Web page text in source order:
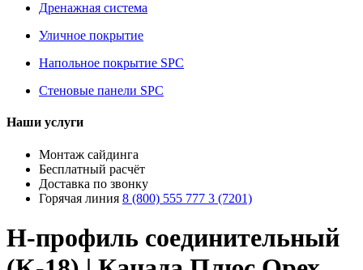
Дренажная система
Уличное покрытие
Напольное покрытие SPC
Стеновые панели SPC
Наши услуги
Монтаж сайдинга
Бесплатный расчёт
Доставка по звонку
Горячая линия 8 (800) 555 777 3 (7201)
H-профиль соединительный